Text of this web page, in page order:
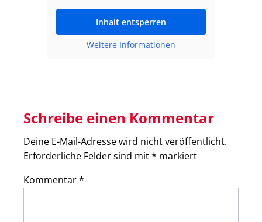
Inhalt entsperren
Weitere Informationen
Schreibe einen Kommentar
Deine E-Mail-Adresse wird nicht veröffentlicht.
Erforderliche Felder sind mit* markiert
Kommentar*